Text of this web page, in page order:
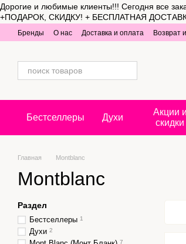
Перейти к основному контенту
Дорогие и любимые клиенты!!! Сегодня все
+ПОДАРОК, СКИДКУ! + БЕСПЛАТНАЯ ДОСТАВКА
Бренды О нас Доставка и оплата Возврат
Бестселлеры Духи
Акции и
скидки
Главная Montblanc
Montblanc
Раздел
Бестселлеры 1
Духи 2
7